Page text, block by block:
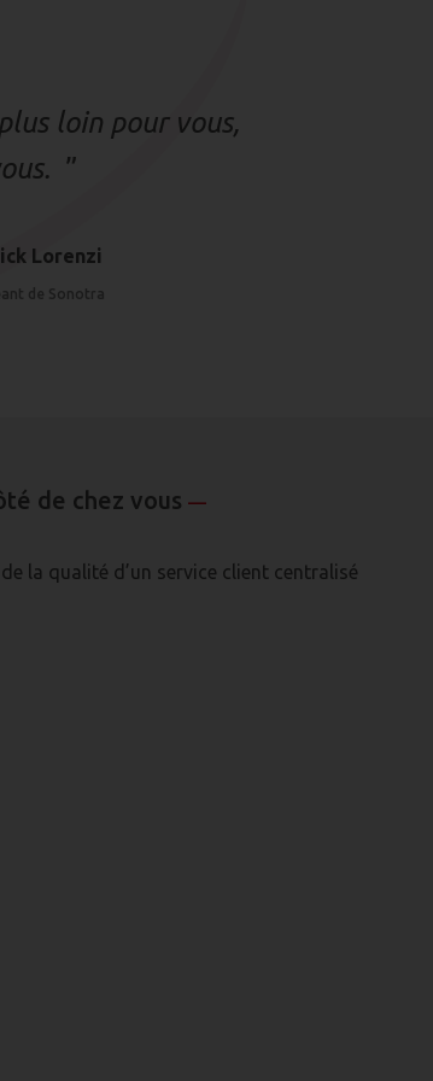
loin pour vous,
”
Lorenzi
de Sonotra
de chez vous—
la qualité d’un service client centralisé